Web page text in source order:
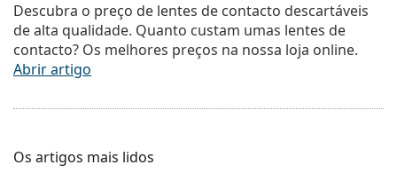
Descubra o preço de lentes de contacto descartáveis
de alta qualidade. Quanto custam umas lentes de
contacto? Os melhores preços na nossa loja online.
Abrir artigo
Os artigos mais lidos